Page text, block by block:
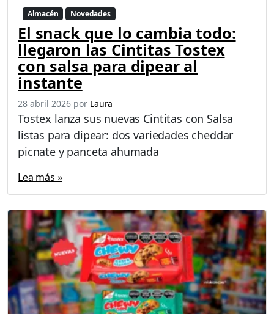
Almacén Novedades
El snack que lo cambia todo:
llegaron las Cintitas Tostex
con salsa para dipear al
instante
28 abril 2026 por Laura
Tostex lanza sus nuevas Cintitas con Salsa
listas para dipear: dos variedades cheddar
picnate y panceta ahumada
Lea más »